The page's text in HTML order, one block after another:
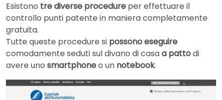
Esistono tre diverse procedure per effettuare il
controllo punti patente in maniera completamente
gratuita.
Tutte queste procedure si possono eseguire
comodamente seduti sul divano di casaa pattodi
avere uno smartphoneo un notebook.